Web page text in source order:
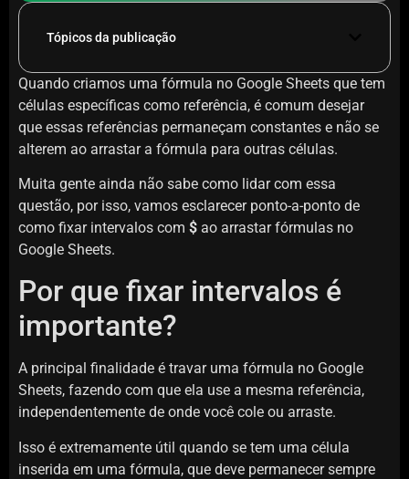
Tópicos da publicação
Quando criamos uma fórmula no Google Sheets que tem
células específicas como referência, é comum desejar
que essas referências permaneçam constantes e não se
alterem ao arrastar a fórmula para outras células.
Muita gente ainda não sabe como lidar com essa
questão, por isso, vamos esclarecer ponto-a-ponto de
como fixar intervalos com $ ao arrastar fórmulas no
Google Sheets.
Por que fixar intervalos é
importante?
A principal finalidade é travar uma fórmula no Google
Sheets, fazendo com que ela use a mesma referência,
independentemente de onde você cole ou arraste.
Isso é extremamente útil quando se tem uma célula
inserida em uma fórmula, que deve permanecer sempre